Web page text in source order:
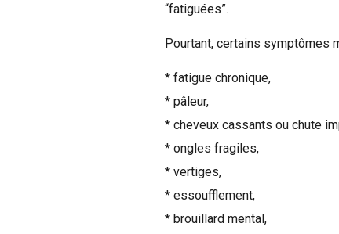
“fatiguées”.
Pourtant, certains symptômes
* fatigue chronique,
* pâleur,
* cheveux cassants ou chute
* ongles fragiles,
* vertiges,
* essoufflement,
* brouillard mental,